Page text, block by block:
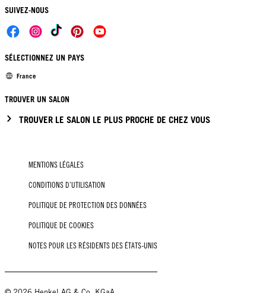
SUIVEZ-NOUS
SÉLECTIONNEZ UN PAYS
France
TROUVER UN SALON
TROUVER LE SALON LE PLUS PROCHE DE CHEZ VOUS
MENTIONS LÉGALES
CONDITIONS D’UTILISATION
POLITIQUE DE PROTECTION DES DONNÉES
POLITIQUE DE COOKIES
NOTES POUR LES RÉSIDENTS DES ÉTATS-UNIS